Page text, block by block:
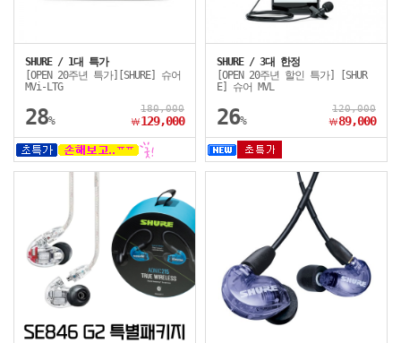
SHURE / 1대 특가
[OPEN 20주년 특가][SHURE] 슈어
MVi-LTG
28%
180,000
￦129,000
SHURE / 3대 한정
[OPEN 20주년 할인 특가] [SHUR
E] 슈어 MVL
26%
120,000
￦89,000